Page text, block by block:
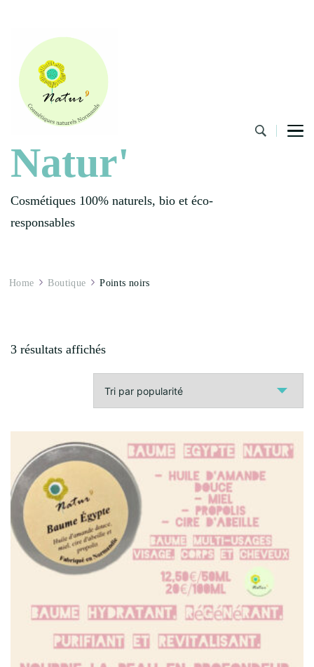
Natur'
Cosmétiques 100% naturels, bio et éco-
responsables
Home Boutique Points noirs
3 résultats affichésTrié
par
popularité